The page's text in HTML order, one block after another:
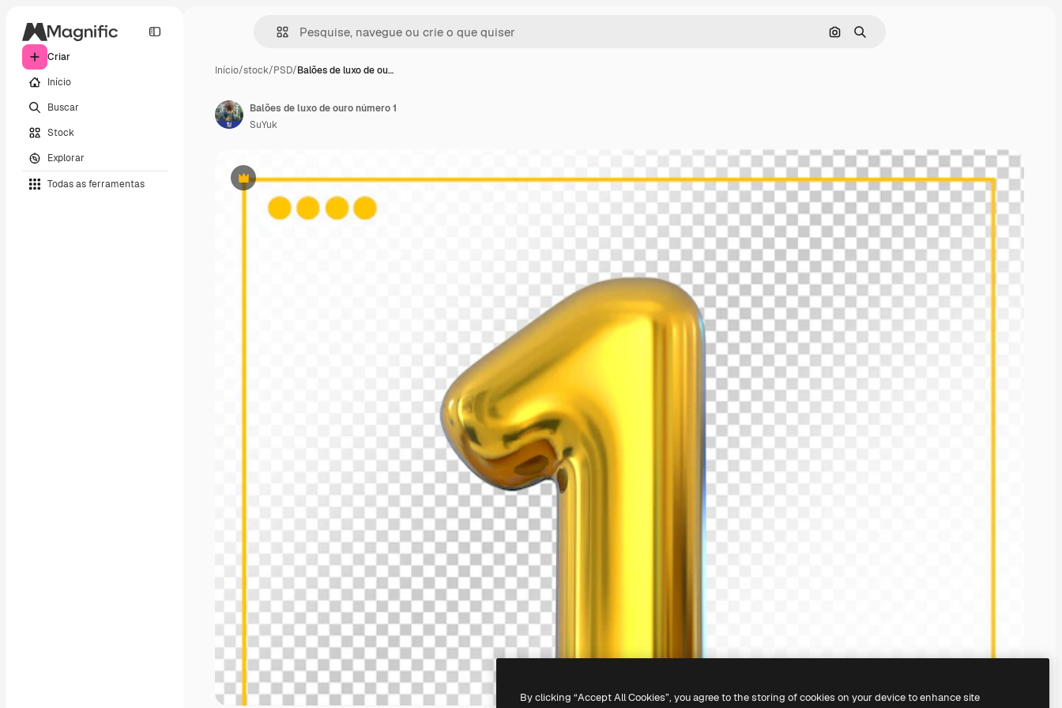
Criar
Início
Buscar
Stock
Explorar
Todas as ferramentas
Pesquisar por imagem
Buscar
Início/stock/PSD/Balões de luxo de ou…
Premium
Balões de luxo de ouro número 1
SuYuk
By clicking “Accept All Cookies”, you agree to the storing of cookies on your device to enhance site